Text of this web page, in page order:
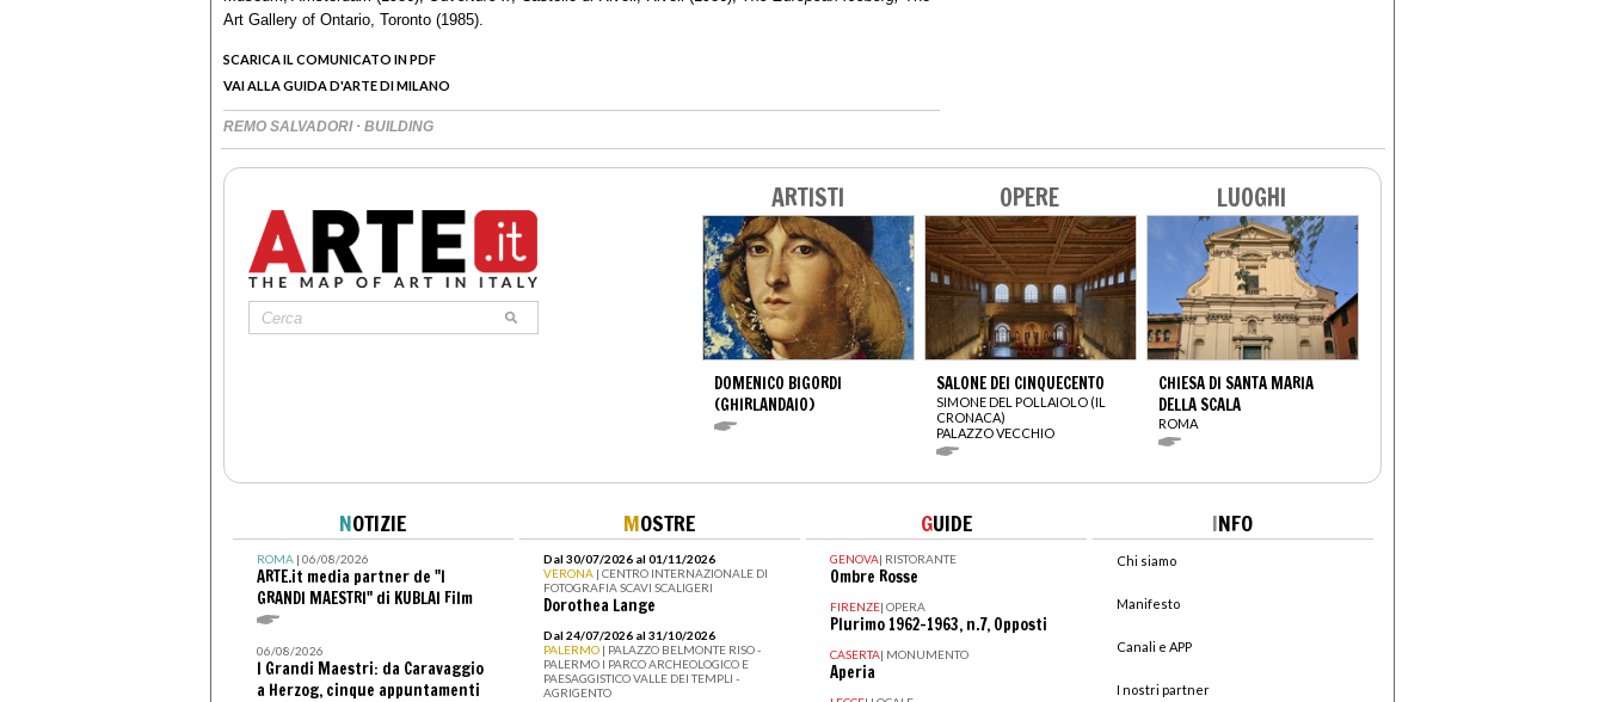
Art Gallery of Ontario, Toronto (1985).
SCARICA IL COMUNICATO IN PDF
VAI ALLA GUIDA D'ARTE DI MILANO
REMO SALVADORI · BUILDING
ARTISTI
DOMENICO BIGORDI
(GHIRLANDAIO)
OPERE
SALONE DEI CINQUECENTO
SIMONE DEL POLLAIOLO (IL
CRONACA)
PALAZZO VECCHIO
LUOGHI
CHIESA DI SANTA MARIA
DELLA SCALA
ROMA
NOTIZIE
ROMA| 06/08/2026
ARTE.it media partner de "I
GRANDI MAESTRI" di KUBLAI Film
06/08/2026
I Grandi Maestri: da Caravaggio
a Herzog, cinque appuntamenti
MOSTRE
Dal 30/07/2026 al 01/11/2026
VERONA | CENTRO INTERNAZIONALE DI
FOTOGRAFIA SCAVI SCALIGERI
Dorothea Lange
Dal 24/07/2026 al 31/10/2026
PALERMO | PALAZZO BELMONTE RISO -
PALERMO I PARCO ARCHEOLOGICO E
PAESAGGISTICO VALLE DEI TEMPLI -
AGRIGENTO
GUIDE
GENOVA| RISTORANTE
Ombre Rosse
FIRENZE| OPERA
Plurimo 1962-1963, n.7, Opposti
CASERTA| MONUMENTO
Aperia
INFO
Chi siamo
Manifesto
Canali e APP
I nostri partner